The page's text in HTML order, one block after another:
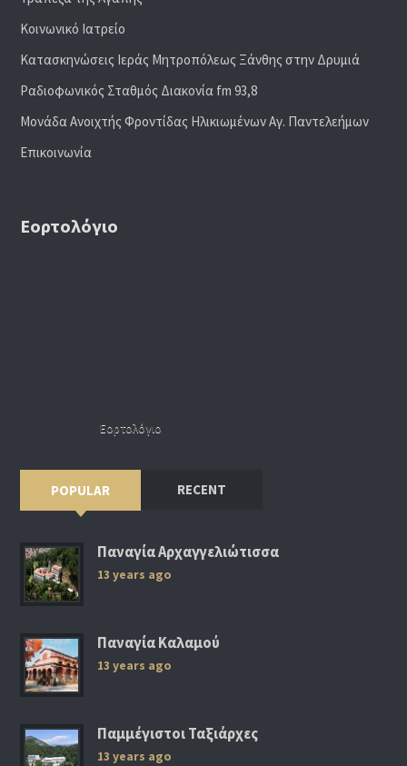
Κοινωνικό Ιατρείο
Κατασκηνώσεις Ιεράς Μητροπόλεως Ξάνθης στην Δρυμιά
Ραδιoφωνικός Σταθμός Διακονία fm 93,8
Μονάδα Ανοιχτής Φροντίδας Ηλικιωμένων Αγ. Παντελεήμων
Επικοινωνία
Εορτολόγιο
Εορτολόγιο
POPULAR RECENT
Παναγία Αρχαγγελιώτισσα
13 years ago
Παναγία Καλαμού
13 years ago
Παμμέγιστοι Ταξιάρχες
13 years ago